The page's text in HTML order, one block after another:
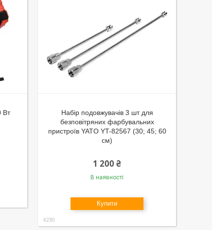
Вт
Набір подовжувачів 3 шт для
безповітряних фарбувальних
пристроїв YATO YT-82567 (30; 45; 60
см)
1 200 ₴
В наявності
Купити
4230